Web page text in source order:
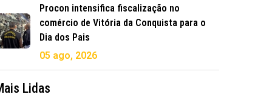
Procon intensifica fiscalização no
comércio de Vitória da Conquista para o
Dia dos Pais
05 ago, 2026
Lidas